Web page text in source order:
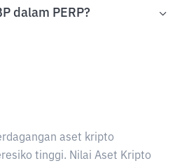
dalam PERP?
aset kripto
tinggi. Nilai Aset Kripto